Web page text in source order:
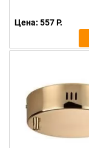
Цена: 557 Р.